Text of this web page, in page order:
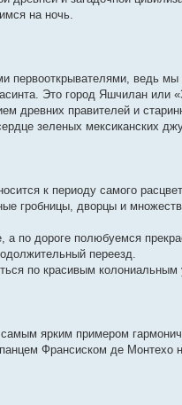
на ночь.
первооткрывателями, ведь
Это город Яшчилан или
древних правителей и
зеленых мексиканских
к периоду самого
гробницы, дворцы и
по дороге полюбуемся
переезд.
по красивым
ярким примером
Франсиском де Монтехо